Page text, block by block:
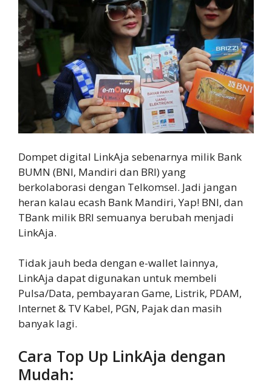
Dompet digital LinkAja sebenarnya milik Bank
BUMN (BNI, Mandiri dan BRI) yang
berkolaborasi dengan Telkomsel. Jadi jangan
heran kalau ecash Bank Mandiri, Yap! BNI, dan
TBank milik BRI semuanya berubah menjadi
LinkAja.
Tidak jauh beda dengan e-wallet lainnya,
LinkAja dapat digunakan untuk membeli
Pulsa/Data, pembayaran Game, Listrik, PDAM,
Internet & TV Kabel, PGN, Pajak dan masih
banyak lagi.
Cara Top Up LinkAja dengan
Mudah: